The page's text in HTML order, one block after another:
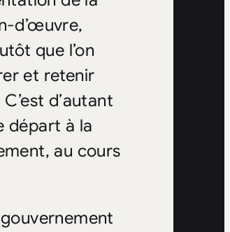
d’œuvre,
que l’on
et retenir
d’autant
départ à la
au cours